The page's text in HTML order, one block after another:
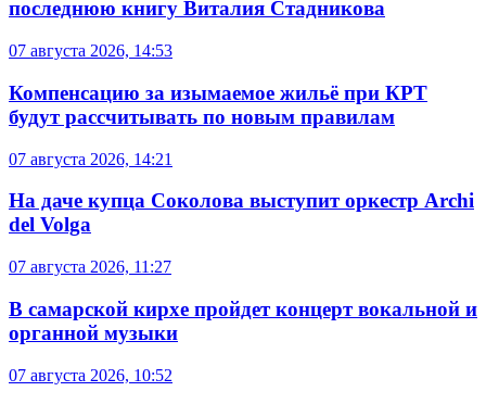
последнюю книгу Виталия Стадникова
07 августа 2026, 14:53
Компенсацию за изымаемое жильё при КРТ
будут рассчитывать по новым правилам
07 августа 2026, 14:21
На даче купца Соколова выступит оркестр Archi
del Volga
07 августа 2026, 11:27
В самарской кирхе пройдет концерт вокальной и
органной музыки
07 августа 2026, 10:52